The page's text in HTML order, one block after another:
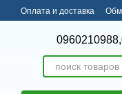
Перейти к основному
Оплата и доставка
0960210988,